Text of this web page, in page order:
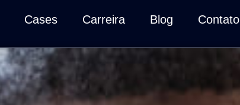
Cases Carreira Blog Contato